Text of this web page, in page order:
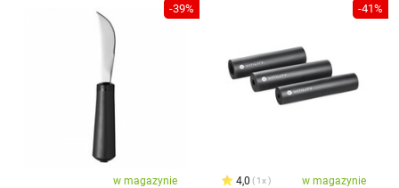
-39%
w magazynie
-41%
4,0 1x w magazynie